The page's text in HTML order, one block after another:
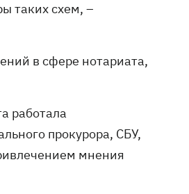
таких схем, –
в сфере нотариата,
работала
прокурора, СБУ,
мнения